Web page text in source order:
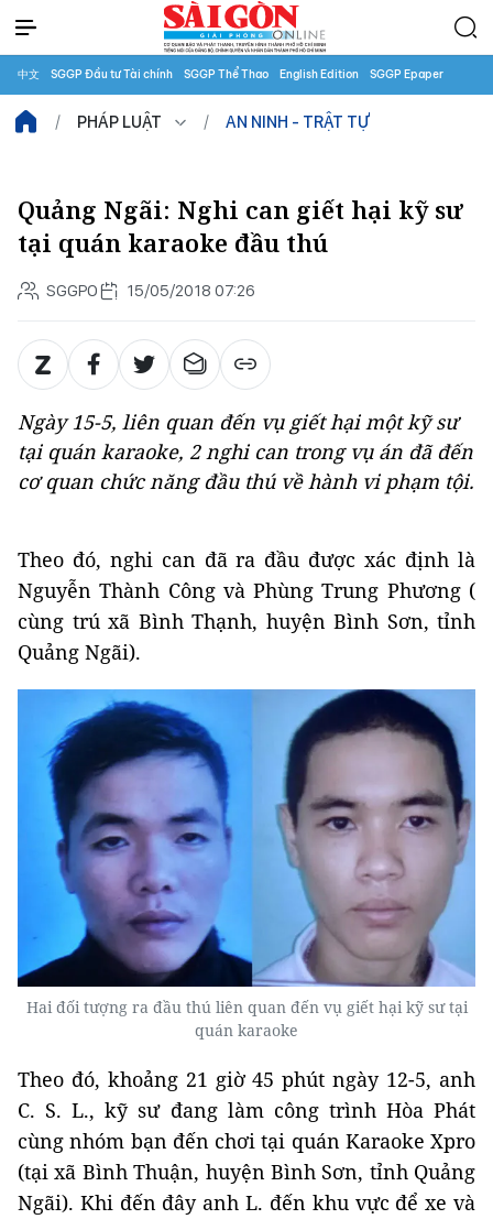
中文 SGGP Đầu tư Tài chính SGGP Thể Thao English Edition SGGP Epaper
PHÁP LUẬT AN NINH - TRẬT TỰ
Quảng Ngãi: Nghi can giết hại kỹ sư
tại quán karaoke đầu thú
SGGPO 15/05/2018 07:26
Ngày 15-5, liên quan đến vụ giết hại một kỹ sư
tại quán karaoke, 2 nghi can trong vụ án đã đến
cơ quan chức năng đầu thú về hành vi phạm tội.
Theo đó, nghi can đã ra đầu được xác định là
Nguyễn Thành Công và Phùng Trung Phương (
cùng trú xã Bình Thạnh, huyện Bình Sơn, tỉnh
Quảng Ngãi).
Hai đối tượng ra đầu thú liên quan đến vụ giết hại kỹ sư tại
quán karaoke
Theo đó, khoảng 21 giờ 45 phút ngày 12-5, anh
C. S. L., kỹ sư đang làm công trình Hòa Phát
cùng nhóm bạn đến chơi tại quán Karaoke Xpro
(tại xã Bình Thuận, huyện Bình Sơn, tỉnh Quảng
Ngãi). Khi đến đây anh L. đến khu vực để xe và